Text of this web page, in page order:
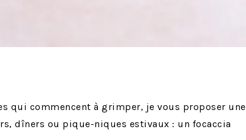
qui commencent à grimper, je vous proposer une
dîners ou pique-niques estivaux : un focaccia